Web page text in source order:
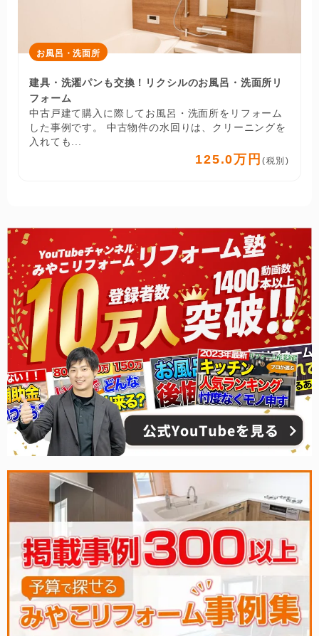
お風呂・洗面所
建具・洗濯パンも交換！リクシルのお風呂・洗面所リ
フォーム
中古戸建て購入に際してお風呂・洗面所をリフォーム
した事例です。 中古物件の水回りは、クリーニングを
入れても...
125.0万円 (税別)